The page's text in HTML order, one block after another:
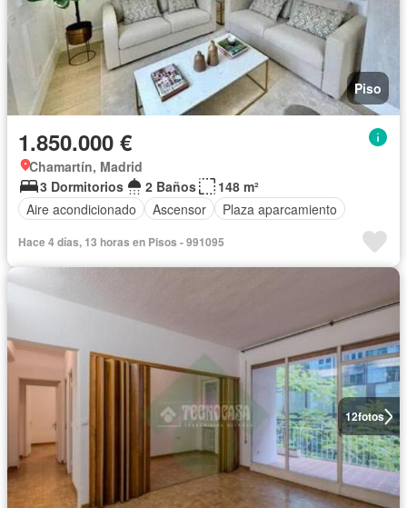
Piso
1.850.000 €
Chamartín, Madrid
3 Dormitorios
2 Baños
148 m²
Aire acondicionado
Ascensor Plaza aparcamiento
Hace 4 días, 13 horas en Pisos - 991095
12fotos